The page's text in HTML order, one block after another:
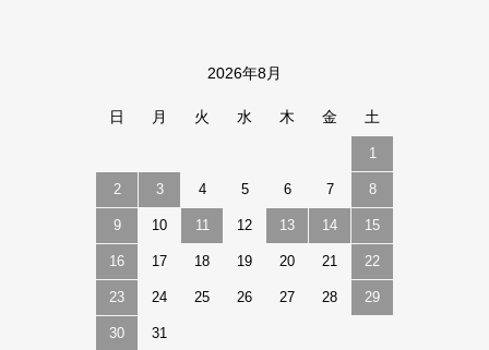
2026年8月
日 月 火 水 木 金 土
1
2 3 4 5 6 7 8
9 10 11 12 13 14 15
16 17 18 19 20 21 22
23 24 25 26 27 28 29
30 31